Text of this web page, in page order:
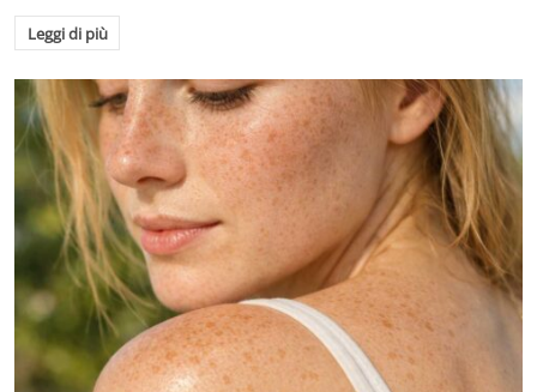
Leggi di più